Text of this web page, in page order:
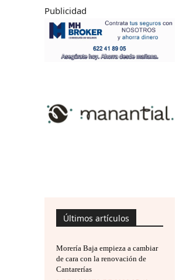
Publicidad
Últimos artículos
Morería Baja empieza a cambiar
de cara con la renovación de
Cantarerías